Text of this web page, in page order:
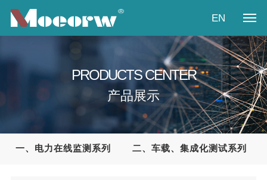
新闻资讯
EN
PRODUCTS CENTER
产品展示
一、电力在线监测系列 二、车载、集成化测试系列